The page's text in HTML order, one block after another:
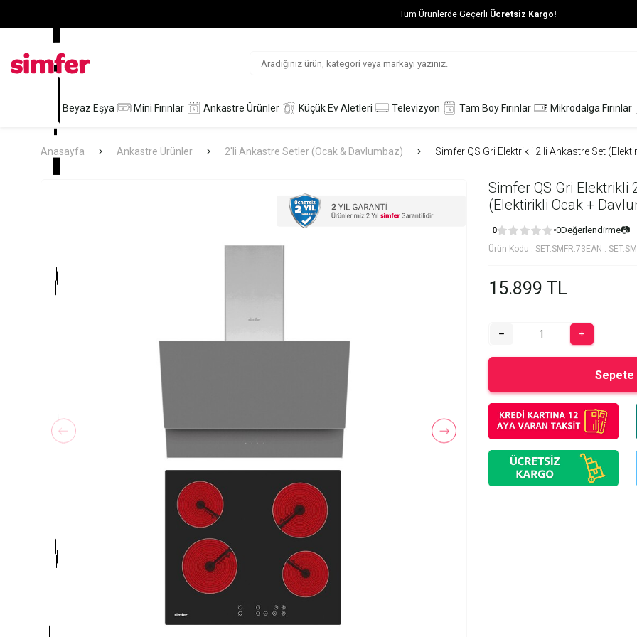
Tüm Ürünlerde Geçerli Ücretsiz Kargo!
Beyaz Eşya Mini Fırınlar Ankastre Ürünler Küçük Ev Aletleri Televizyon Tam Boy Fırınlar Mikrodalga Fırınlar
Anasayfa Ankastre Ürünler 2'li Ankastre Setler (Ocak & Davlumbaz) Simfer QS Gri Elektrikli 2'li Ankastre Set
Simfer QS Gri Elektrikli
(Elektirikli Ocak +
0 0Değerlendirme📷
Ürün Kodu : SET.SMFR.73 EAN :
15.899 TL
Sepete